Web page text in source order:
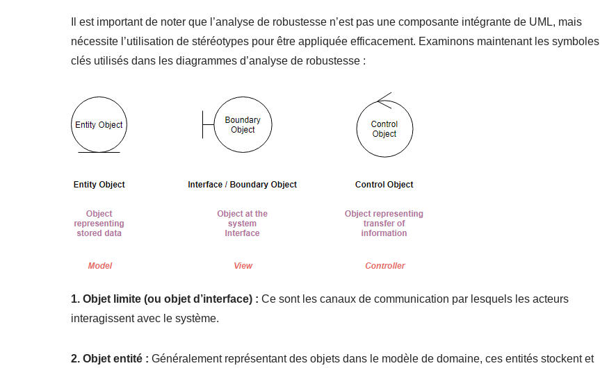
Il est important de noter que l’analyse de robustesse n’est pas une composante intégrante de UML, mais
nécessite l’utilisation de stéréotypes pour être appliquée efficacement. Examinons maintenant les symboles
clés utilisés dans les diagrammes d’analyse de robustesse :
1. Objet limite (ou objet d’interface) : Ce sont les canaux de communication par lesquels les acteurs
interagissent avec le système.
2. Objet entité : Généralement représentant des objets dans le modèle de domaine, ces entités stockent et